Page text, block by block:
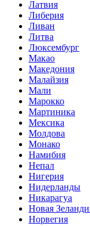
Латвия
Либерия
Ливан
Литва
Люксембург
Макао
Македония
Малайзия
Мали
Марокко
Мартиника
Мексика
Молдова
Монако
Намибия
Непал
Нигерия
Нидерланды
Никарагуа
Новая
Норвегия